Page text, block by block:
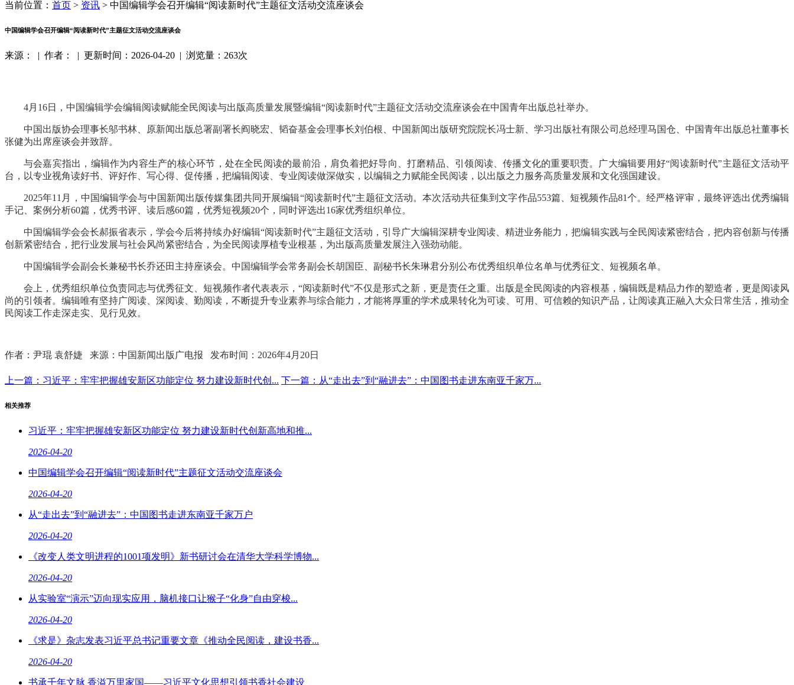
当前位置： 首页 > 资讯 > 中国编辑学会召开编辑“阅读新时代”主题征文活动交流座谈会
中国编辑学会召开编辑“阅读新时代”主题征文活动交流座谈会
来源： | 作者： | 更新时间：2026-04-20 | 浏览量：263次
4月16日，中国编辑学会编辑阅读赋能全民阅读与出版高质量发展暨编辑“阅读新时代”主题征文活动交流座谈会在中国青年出版总社举办。
中国出版协会理事长邬书林、原新闻出版总署副署长阎晓宏、韬奋基金会理事长刘伯根、中国新闻出版研究院院长冯士新、学习出版社有限公司总经理马国仓、中国青年出版总社董事长
张健为出席座谈会并致辞。
与会嘉宾指出，编辑作为内容生产的核心环节，处在全民阅读的最前沿，肩负着把好导向、打磨精品、引领阅读、传播文化的重要职责。广大编辑要用好“阅读新时代”主题征文活动平
台，以专业视角读好书、评好作、写心得、促传播，把编辑阅读、专业阅读做深做实，以编辑之力赋能全民阅读，以出版之力服务高质量发展和文化强国建设。
2025年11月，中国编辑学会与中国新闻出版传媒集团共同开展编辑“阅读新时代”主题征文活动。本次活动共征集到文字作品553篇、短视频作品81个。经严格评审，最终评选出优秀编辑
手记、案例分析60篇，优秀书评、读后感60篇，优秀短视频20个，同时评选出16家优秀组织单位。
中国编辑学会会长郝振省表示，学会今后将持续办好编辑“阅读新时代”主题征文活动，引导广大编辑深耕专业阅读、精进业务能力，把编辑实践与全民阅读紧密结合，把内容创新与传播
创新紧密结合，把行业发展与社会风尚紧密结合，为全民阅读厚植专业根基，为出版高质量发展注入强劲动能。
中国编辑学会副会长兼秘书长乔还田主持座谈会。中国编辑学会常务副会长胡国臣、副秘书长朱琳君分别公布优秀组织单位名单与优秀征文、短视频名单。
会上，优秀组织单位负责同志与优秀征文、短视频作者代表表示，“阅读新时代”不仅是形式之新，更是责任之重。出版是全民阅读的内容根基，编辑既是精品力作的塑造者，更是阅读风
尚的引领者。编辑唯有坚持广阅读、深阅读、勤阅读，不断提升专业素养与综合能力，才能将厚重的学术成果转化为可读、可用、可信赖的知识产品，让阅读真正融入大众日常生活，推动全
民阅读工作走深走实、见行见效。
作者：尹琨 袁舒婕 来源：中国新闻出版广电报 发布时间：2026年4月20日
上一篇： 习近平：牢牢把握雄安新区功能定位 努力建设新时代创... 下一篇： 从“走出去”到“融进去”：中国图书走进东南亚千家万...
相关推荐
习近平：牢牢把握雄安新区功能定位 努力建设新时代创新高地和推...
2026-04-20
中国编辑学会召开编辑“阅读新时代”主题征文活动交流座谈会
2026-04-20
从“走出去”到“融进去”：中国图书走进东南亚千家万户
2026-04-20
《改变人类文明进程的1001项发明》新书研讨会在清华大学科学博物...
2026-04-20
从实验室“演示”迈向现实应用，脑机接口让猴子“化身”自由穿梭...
2026-04-20
《求是》杂志发表习近平总书记重要文章《推动全民阅读，建设书香...
2026-04-20
书承千年文脉 香溢万里家国——习近平文化思想引领书香社会建设